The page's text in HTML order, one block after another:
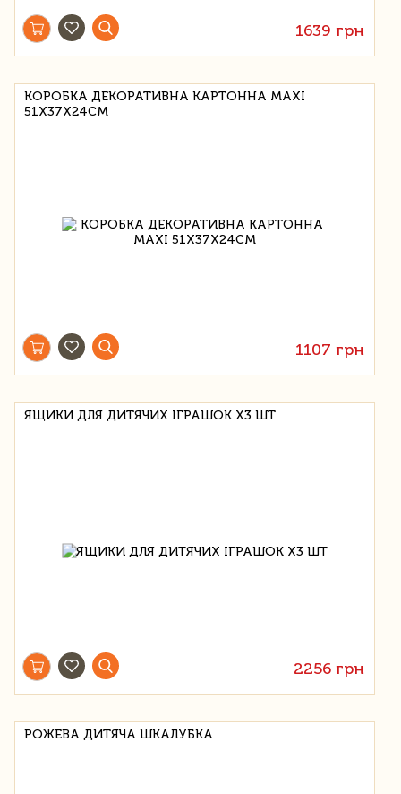
1639 грн
КОРОБКА ДЕКОРАТИВНА КАРТОННА MAXI
51X37X24СМ
1107 грн
ЯЩИКИ ДЛЯ ДИТЯЧИХ ІГРАШОК Х3 ШТ
2256 грн
РОЖЕВА ДИТЯЧА ШКАЛУБКА